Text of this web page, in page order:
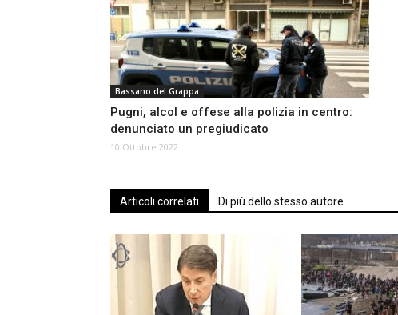
Bassano del Grappa
Pugni, alcol e offese alla polizia in centro:
denunciato un pregiudicato
10 Ottobre 2022
Articoli correlati Di più dello stesso autore